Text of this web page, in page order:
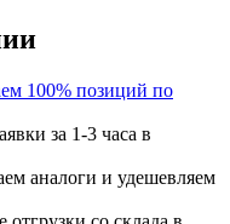
100% позиций по
за 1-3 часа в
аналоги и удешевляем